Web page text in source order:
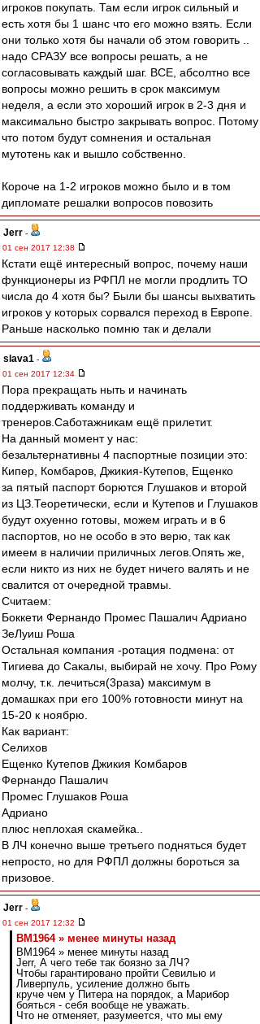
игроков покупать. Там если игрок сильный и
есть хотя бы 1 шанс что его можно взять. Если
они только хотя бы начали об этом говорить ..
надо СРАЗУ все вопросы решать, а не
согласовывать каждый шаг. ВСЕ, абсолтно все
вопросы можно решить в срок максимум
неделя, а если это хороший игрок в 2-3 дня и
максимально быстро закрывать вопрос. Потому
что потом будут сомнения и остальная
мутотень как и вышло собственно.
Короче на 1-2 игроков можно было и в том
дипломате решалки вопросов повозить
Jerr -
01 сен 2017 12:38
Кстати ещё интересный вопрос, почему наши
функционеры из РФПЛ не могли продлить ТО
числа до 4 хотя бы? Были бы шансы выхватить
игроков у которых сорвался переход в Европе.
Раньше насколько помню так и делали
slava1 -
01 сен 2017 12:34
Пора прекращать ныть и начинать
поддерживать команду и
тренеров.Саботажникам ещё прилетит.
На данный момент у нас:
безальтернативны 4 паспортные позиции это:
Кипер, Комбаров, Джикия-Кутепов, Ещенко
за пятый паспорт борются Глушаков и второй
из ЦЗ.Теоретически, если и Кутепов и Глушаков
будут охуенно готовы, можем играть и в 6
паспортов, но не особо в это верю, так как
имеем в наличии приличных легов.Опять же,
если никто из них не будет ничего валять и не
свалится от очередной травмы.
Считаем:
Боккети Фернандо Промес Пашалич Адриано
ЗеЛуиш Роша
Остальная компания -ротация подмена: от
Тигиева до Сакалы, выбирай не хочу. Про Рому
молчу, т.к. лечиться(3раза) макcимум в
домашках при его 100% готовности минут на
15-20 к ноябрю.
Как вариант:
Cелихов
Ещенко Кутепов Джикия Комбаров
Фернандо Пашалич
Промес Глушаков Роша
Адриано
плюс неплохая скамейка..
В ЛЧ конечно выше третьего подняться будет
непросто, но для РФПЛ должны бороться за
призовое.
Jerr -
01 сен 2017 12:32
BM1964 » менее минуты назад
BM1964 » менее минуты назад
Jerr, А чего тебе так боязно за ЛЧ?
Чтобы гарантировано пройти Севилью и
Ливерпуль, усиление должно быть
круче чем у Питера на порядок, а Марибор
бояться - себя вообще не уважать.
Что не отменяет, разумеется, что мы ему